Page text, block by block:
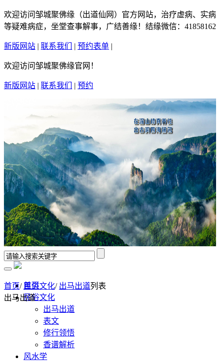
欢迎访问邹城聚佛缘（出道仙网）官方网站，治疗虚病、实病
等疑难病症，坐堂查事解事，广结善缘！结缘微信：41858162
新版网站 | 联系我们 | 预约表单 |
欢迎访问邹城聚佛缘官网！
新版网站 | 联系我们 | 预约
首页
民俗文化
出马出道
表文
修行领悟
香谱解析
风水学
首页/民俗文化/ 出马出道列表
出马出道